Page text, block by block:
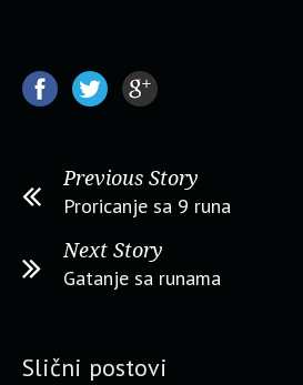
Previous Story
Proricanje sa 9 runa
Next Story
Gatanje sa runama
Slični postovi